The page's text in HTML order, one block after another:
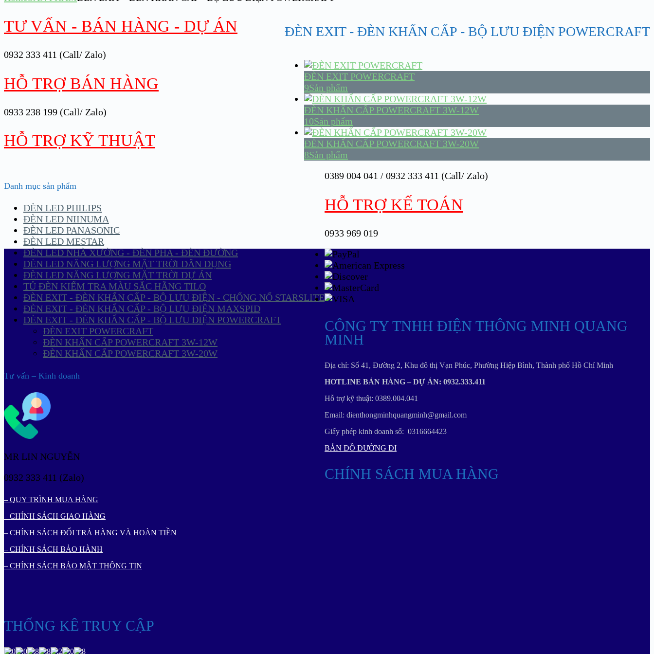
ĐÈN EXIT - ĐÈN KHẨN CẤP - BỘ LƯU ĐIỆN POWERCRAFT
ĐÈN EXIT POWERCRAFT
9Sản phẩm
ĐÈN KHẨN CẤP POWERCRAFT 3W-12W
10Sản phẩm
ĐÈN KHẨN CẤP POWERCRAFT 3W-20W
8Sản phẩm
Danh mục sản phẩm
ĐÈN LED PHILIPS
ĐÈN LED NIINUMA
ĐÈN LED PANASONIC
ĐÈN LED MESTAR
ĐÈN LED NHÀ XƯỞNG - ĐÈN PHA - ĐÈN ĐƯỜNG
ĐÈN LED NĂNG LƯỢNG MẶT TRỜI DÂN DỤNG
ĐÈN LED NĂNG LƯỢNG MẶT TRỜI DỰ ÁN
TỦ ĐÈN KIỂM TRA MÀU SẮC HÃNG TILO
ĐÈN EXIT - ĐÈN KHẨN CẤP - BỘ LƯU ĐIỆN - CHỐNG NỔ STARSLITE
ĐÈN EXIT - ĐÈN KHẨN CẤP - BỘ LƯU ĐIỆN MAXSPID
ĐÈN EXIT - ĐÈN KHẨN CẤP - BỘ LƯU ĐIỆN POWERCRAFT
ĐÈN EXIT POWERCRAFT
ĐÈN KHẨN CẤP POWERCRAFT 3W-12W
ĐÈN KHẨN CẤP POWERCRAFT 3W-20W
Tư vấn – Kinh doanh
MR LIN NGUYỄN
0932 333 411 (Zalo)
TƯ VẤN - BÁN HÀNG - DỰ ÁN
0932 333 411 (Call/ Zalo)
HỖ TRỢ BÁN HÀNG
0933 238 199 (Call/ Zalo)
HỖ TRỢ KỸ THUẬT
0389 004 041 / 0932 333 411 (Call/ Zalo)
HỖ TRỢ KẾ TOÁN
0933 969 019
CÔNG TY TNHH ĐIỆN THÔNG MINH QUANG
MINH
Địa chỉ: Số 41, Đường 2, Khu đô thị Vạn Phúc, Phường Hiệp Bình, Thành phố Hồ Chí Minh
HOTLINE BÁN HÀNG – DỰ ÁN: 0932.333.411
Hỗ trợ kỹ thuật: 0389.004.041
Email: dienthongminhquangminh@gmail.com
Giấy phép kinh doanh số: 0316664423
BẢN ĐỒ ĐƯỜNG ĐI
CHÍNH SÁCH MUA HÀNG
– QUY TRÌNH MUA HÀNG
– CHÍNH SÁCH GIAO HÀNG
– CHÍNH SÁCH ĐỔI TRẢ HÀNG VÀ HOÀN TIỀN
– CHÍNH SÁCH BẢO HÀNH
– CHÍNH SÁCH BẢO MẬT THÔNG TIN
THỐNG KÊ TRUY CẬP